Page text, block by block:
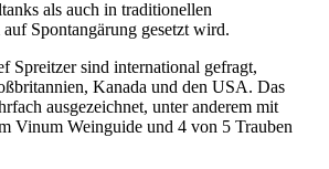
als auch in traditionellen
Spontangärung gesetzt wird.
Spreitzer sind international gefragt,
Kanada und den USA. Das
ausgezeichnet, unter anderem mit
Vinum Weinguide und 4 von 5 Trauben